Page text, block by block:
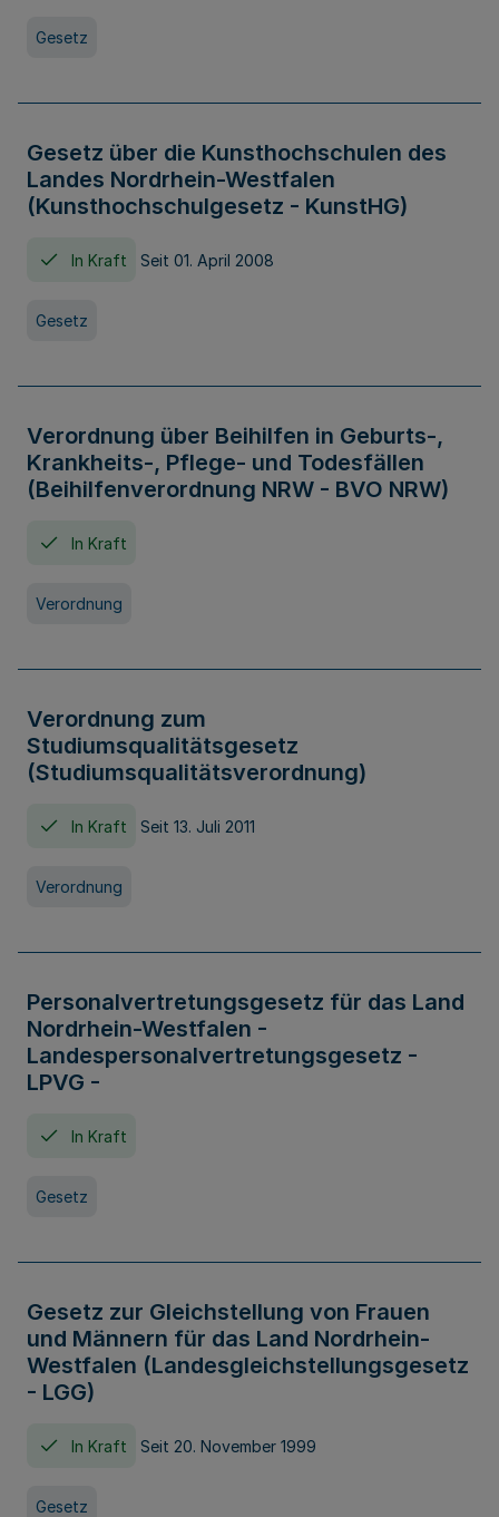
Gesetz
Gesetz über die Kunsthochschulen des
Landes Nordrhein-Westfalen
(Kunsthochschulgesetz - KunstHG)
In Kraft Seit 01. April 2008
Gesetz
Verordnung über Beihilfen in Geburts-,
Krankheits-, Pflege- und Todesfällen
(Beihilfenverordnung NRW - BVO NRW)
In Kraft
Verordnung
Verordnung zum
Studiumsqualitätsgesetz
(Studiumsqualitätsverordnung)
In Kraft Seit 13. Juli 2011
Verordnung
Personalvertretungsgesetz für das Land
Nordrhein-Westfalen -
Landespersonalvertretungsgesetz -
LPVG -
In Kraft
Gesetz
Gesetz zur Gleichstellung von Frauen
und Männern für das Land Nordrhein-
Westfalen (Landesgleichstellungsgesetz
- LGG)
In Kraft Seit 20. November 1999
Gesetz